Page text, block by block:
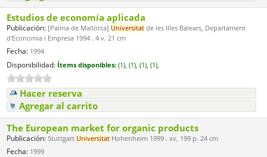
Estudios de economía aplicada
Publicación: [Palma de Mallorca] Universitat de les Illes Balears, Departament
d'Economia i Empresa 1994 . 4 v. 21 cm
Fecha: 1994
Disponibilidad: Ítems disponibles: (1),(1),(1),(1),
Hacer reserva
Agregar al carrito
The European market for organic products
Publicación: Stuttgart Universitat Hohenheim 1999 . xv, 199 p. 24 cm
Fecha: 1999